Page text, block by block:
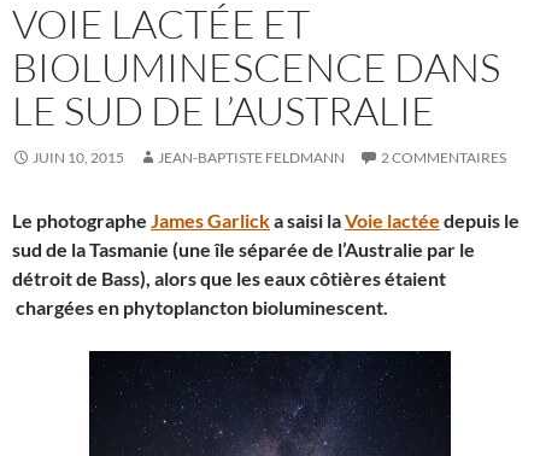
VOIE LACTÉE ET
BIOLUMINESCENCE DANS
LE SUD DE L’AUSTRALIE
JUIN 10, 2015 JEAN-BAPTISTE FELDMANN 2 COMMENTAIRES
Le photographe James Garlicka saisi laVoie lactée depuis le
sud de la Tasmanie (une île séparée de l’Australie par le
détroit de Bass), alors que les eaux côtières étaient
chargées en phytoplancton bioluminescent.